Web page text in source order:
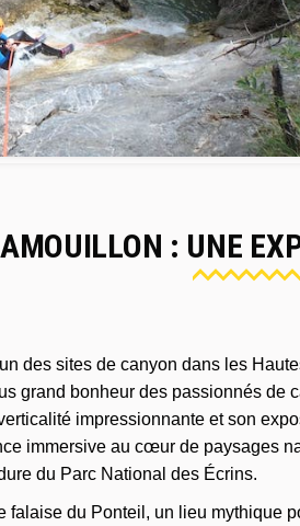
: UNE
des sites de canyon dans les
grand bonheur des passionnés de
impressionnante et son
immersive au cœur de paysages
du Parc National des Écrins.
falaise du Ponteil, un lieu mythique